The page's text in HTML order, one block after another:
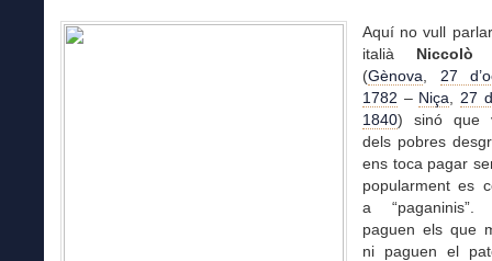
Aquí no vull
italià Niccolò
(Gènova
27
1782 – Niça
27
1840) sinó que
dels pobres
ens toca pagar
popularment es
a
paguen els que
ni paguen el